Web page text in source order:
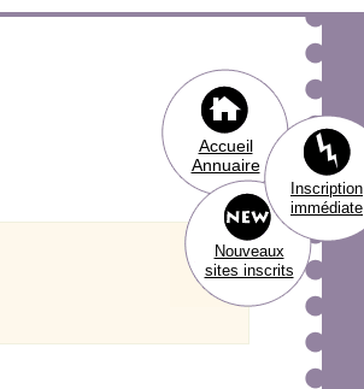
Accueil
Annuaire
Inscription
immédiate
Nouveaux
sites inscrits